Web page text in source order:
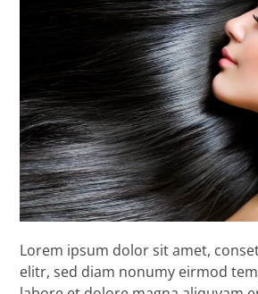
Lorem ipsum dolor sit amet,
elitr, sed diam nonumy eirmod